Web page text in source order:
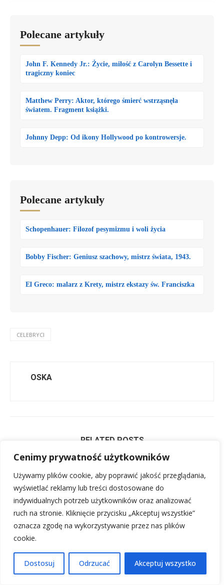
Cenimy prywatność użytkowników
Używamy plików cookie, aby poprawić jakość przeglądania,
wyświetlać reklamy lub treści dostosowane do
indywidualnych potrzeb użytkowników oraz analizować
ruch na stronie. Kliknięcie przycisku „Akceptuj wszystkie”
oznacza zgodę na wykorzystywanie przez nas plików
cookie.
Dostosuj Odrzucać Akceptuj wszystko
Polecane artykuły
John F. Kennedy Jr.: Życie, miłość z Carolyn Bessette i
tragiczny koniec
Matthew Perry: Aktor, którego śmierć wstrząsnęła
światem. Fragment książki.
Johnny Depp: Od ikony Hollywood po kontrowersje.
Polecane artykuły
Schopenhauer: Filozof pesymizmu i woli życia
Bobby Fischer: Geniusz szachowy, mistrz świata, 1943.
El Greco: malarz z Krety, mistrz ekstazy św. Franciszka
CELEBRYCI
OSKA
RELATED POSTS
Amerigo Vespucci: Jak nazwał Amerykę i kim był...
6 lutego, 2026
Jim Morrison: Wokalista The Doors, okoliczności
śmierci, narodziny...
6 lutego, 2026
modernizmu